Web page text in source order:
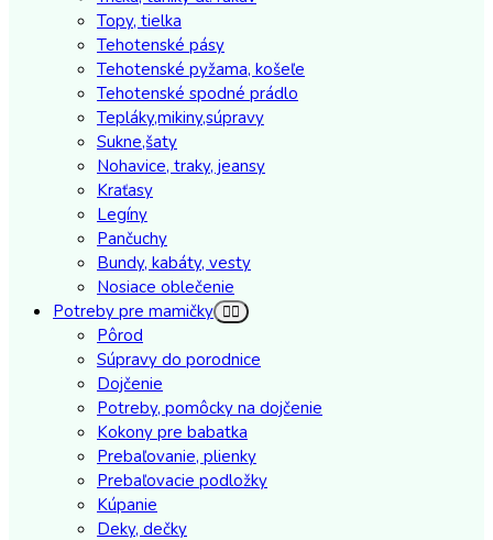
Topy, tielka
Tehotenské pásy
Tehotenské pyžama, košeľe
Tehotenské spodné prádlo
Tepláky,mikiny,súpravy
Sukne,šaty
Nohavice, traky, jeansy
Kraťasy
Legíny
Pančuchy
Bundy, kabáty, vesty
Nosiace oblečenie
Potreby pre mamičky
Pôrod
Súpravy do porodnice
Dojčenie
Potreby, pomôcky na dojčenie
Kokony pre babatka
Prebaľovanie, plienky
Prebaľovacie podložky
Kúpanie
Deky, dečky